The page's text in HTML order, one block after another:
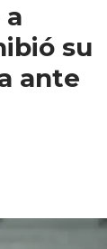
su
ante